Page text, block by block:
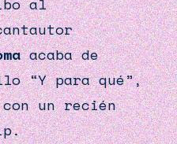
acaba de
“Y para qué”,
con un recién